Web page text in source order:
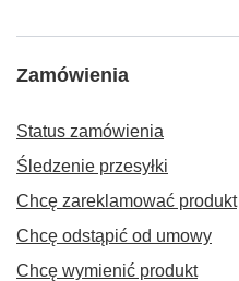
Zamówienia
Status zamówienia
Śledzenie przesyłki
Chcę zareklamować produkt
Chcę odstąpić od umowy
Chcę wymienić produkt